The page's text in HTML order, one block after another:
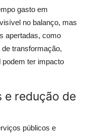
gasto em
no balanço, mas
apertadas, como
transformação,
podem ter impacto
e redução de
públicos e